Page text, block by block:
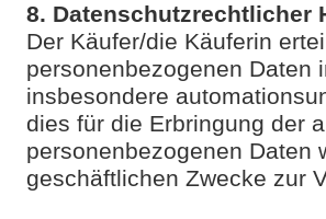
8. Datenschutzrechtlicher
Der Käufer/die Käuferin
personenbezogenen Daten
insbesondere
dies für die Erbringung der
personenbezogenen Daten
geschäftlichen Zwecke zur